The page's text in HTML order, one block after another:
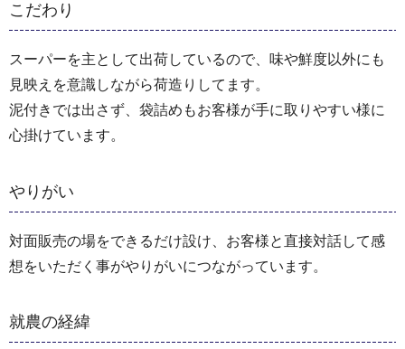
こだわり
スーパーを主として出荷しているので、味や鮮度以外にも
見映えを意識しながら荷造りしてます。
泥付きでは出さず、袋詰めもお客様が手に取りやすい様に
心掛けています。
やりがい
対面販売の場をできるだけ設け、お客様と直接対話して感
想をいただく事がやりがいにつながっています。
就農の経緯